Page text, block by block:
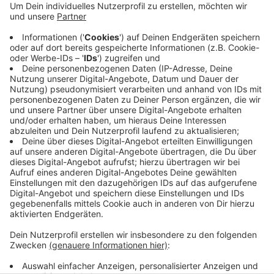
Tötung. Die angeklagten Guides sollen die Tour mit
und Starkregen gestartet haben - und das, obwohl
es schon am Tag vorher fast einen Unfall gegeben
hätte. Der Prozess findet vor dem Amtsgericht
Solingen statt. Er soll noch vor Weihnachten zu
Ende gehen.
Veröffentlicht:Freitag, 22.11.2024 14:24
Anzeige
Anzeige